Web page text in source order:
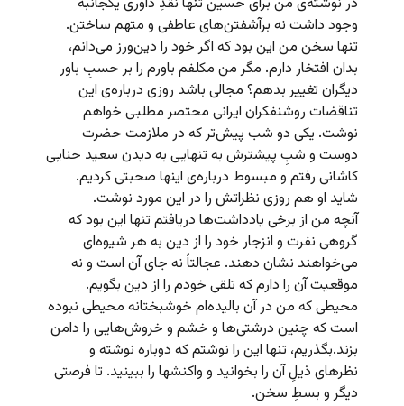
وجود داشت نه برآشفتن‌های عاطفی و متهم ساختن.
تنها سخن من این بود که اگر خود را دین‌ورز می‌دانم،
بدان افتخار دارم. مگر من مکلفم باورم را بر حسبِ باور
دیگران تغییر بدهم؟ مجالی باشد روزی درباره‌ی این
تناقضات روشنفکران ایرانی محتصر مطلبی خواهم
نوشت. یکی دو شب پیش‌تر که در ملازمت حضرت
دوست و شبِ پیشترش به تنهایی به دیدن سعید حنایی
کاشانی رفتم و مبسوط درباره‌ی اینها صحبتی کردیم.
شاید او هم روزی نظراتش را در این مورد نوشت.
آنچه من از برخی یادداشت‌ها دریافتم تنها این بود که
گروهی نفرت و انزجار خود را از دین به هر شیوه‌ای
می‌خواهند نشان دهند. عجالتاً نه جای آن است و نه
موقعیت آن را دارم که تلقی خودم را از دین بگویم.
محیطی که من در آن بالیده‌ام خوشبختانه محیطی نبوده
است که چنین درشتی‌ها و خشم و خروش‌هایی را دامن
بزند.بگذریم، تنها این را نوشتم که دوباره نوشته و
نظرهای ذیلِ آن را بخوانید و واکنشها را ببینید. تا فرصتی
دیگر و بسطِ سخن.